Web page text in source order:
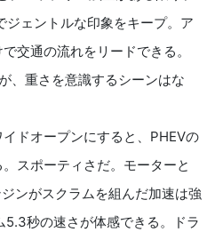
ジェントルな印象をキープ。ア
交通の流れをリードできる。
、重さを意識するシーンはな
ドオープンにすると、PHEVの
スポーティさだ。モーターと
ンがスクラムを組んだ加速は強
秒の速さが体感できる。ドラ